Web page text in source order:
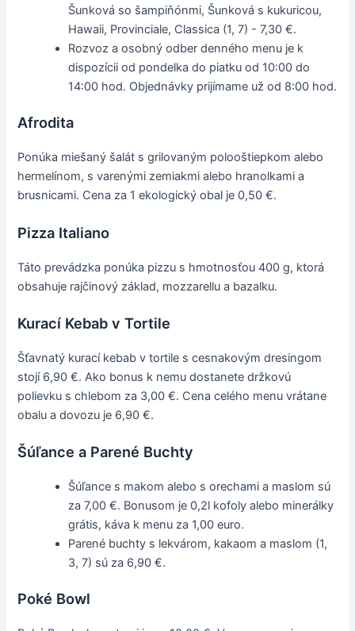
Šunková so šampiňónmi, Šunková s kukuricou,
Hawaii, Provinciale, Classica (1, 7) - 7,30 €.
Rozvoz a osobný odber denného menu je k
dispozícii od pondelka do piatku od 10:00 do
14:00 hod. Objednávky prijímame už od 8:00 hod.
Afrodita
Ponúka miešaný šalát s grilovaným polooštiepkom alebo
hermelínom, s varenými zemiakmi alebo hranolkami a
brusnicami. Cena za 1 ekologický obal je 0,50 €.
Pizza Italiano
Táto prevádzka ponúka pizzu s hmotnosťou 400 g, ktorá
obsahuje rajčinový základ, mozzarellu a bazalku.
Kurací Kebab v Tortile
Šťavnatý kurací kebab v tortile s cesnakovým dresingom
stojí 6,90 €. Ako bonus k nemu dostanete držkovú
polievku s chlebom za 3,00 €. Cena celého menu vrátane
obalu a dovozu je 6,90 €.
Šúľance a Parené Buchty
Šúľance s makom alebo s orechami a maslom sú
za 7,00 €. Bonusom je 0,2l kofoly alebo minerálky
grátis, káva k menu za 1,00 euro.
Parené buchty s lekvárom, kakaom a maslom (1,
3, 7) sú za 6,90 €.
Poké Bowl